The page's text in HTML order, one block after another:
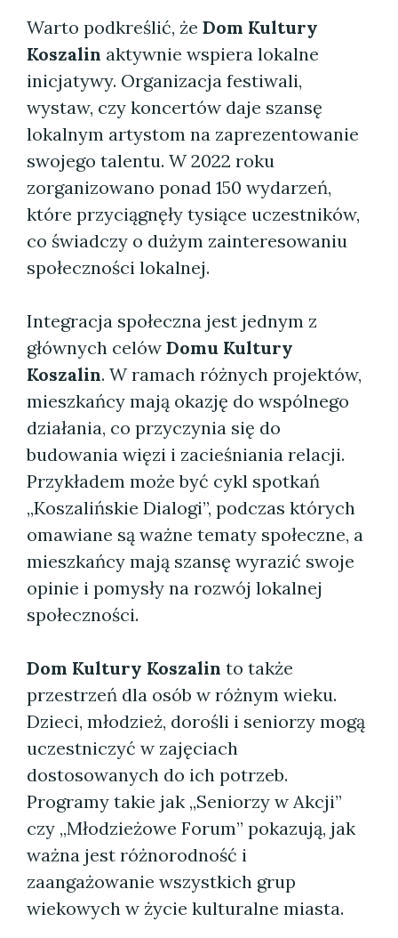
Warto podkreślić, że Dom Kultury
Koszalin aktywnie wspiera lokalne
inicjatywy. Organizacja festiwali,
wystaw, czy koncertów daje szansę
lokalnym artystom na zaprezentowanie
swojego talentu. W 2022 roku
zorganizowano ponad 150 wydarzeń,
które przyciągnęły tysiące uczestników,
co świadczy o dużym zainteresowaniu
społeczności lokalnej.
Integracja społeczna jest jednym z
głównych celów Domu Kultury
Koszalin. W ramach różnych projektów,
mieszkańcy mają okazję do wspólnego
działania, co przyczynia się do
budowania więzi i zacieśniania relacji.
Przykładem może być cykl spotkań
„Koszalińskie Dialogi”, podczas których
omawiane są ważne tematy społeczne, a
mieszkańcy mają szansę wyrazić swoje
opinie i pomysły na rozwój lokalnej
społeczności.
Dom Kultury Koszalin to także
przestrzeń dla osób w różnym wieku.
Dzieci, młodzież, dorośli i seniorzy mogą
uczestniczyć w zajęciach
dostosowanych do ich potrzeb.
Programy takie jak „Seniorzy w Akcji”
czy „Młodzieżowe Forum” pokazują, jak
ważna jest różnorodność i
zaangażowanie wszystkich grup
wiekowych w życie kulturalne miasta.